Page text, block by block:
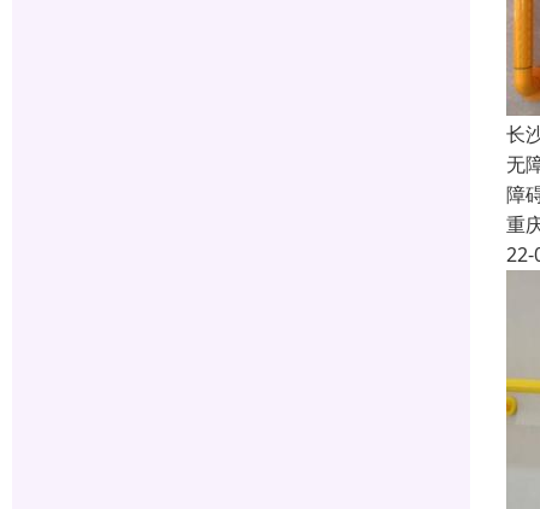
长
无
障
重
22-